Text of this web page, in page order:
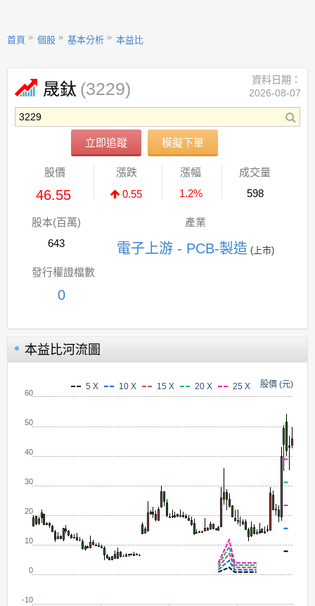
首頁 個股 基本分析 本益比
晟鈦 (3229)
立即追蹤 模擬下單
資料日期：
2026-08-07
股價
46.55
漲跌
0.55
漲幅
1.2%
成交量
598
股本(百萬)
643
產業
電子上游 - PCB-製造 (上市)
發行權證檔數
0
本益比河流圖
股價 (元)
5 X 10 X 15 X 20 X 25 X
-10
0
10
20
30
40
50
60